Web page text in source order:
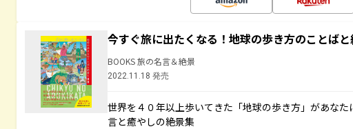
今すぐ旅に出たくなる！地球の歩き方のことばと
BOOKS 旅の名言＆絶景
2022.11.18 発売
世界を４０年以上歩いてきた「地球の歩き方」があな
言と癒やしの絶景集